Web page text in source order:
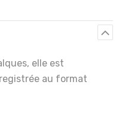
elle est
au format